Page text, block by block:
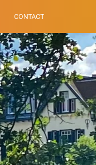
CONTACT